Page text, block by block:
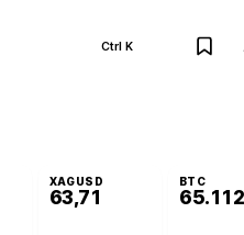
Ctrl K
XAGUSD
63,71
BTC
65.112